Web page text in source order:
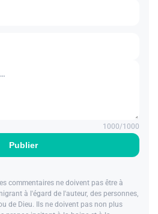
Publier
1000/1000
commentaires ne doivent pas être à
à l'égard de l'auteur, des personnes,
de Dieu. Ils ne doivent pas non plus